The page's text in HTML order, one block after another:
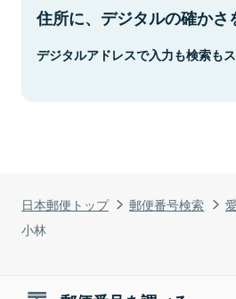
日本郵便トップ 郵便番号検索
小林
住所に、デジタルの確かさ
デジタルアドレスで入力も検索もス